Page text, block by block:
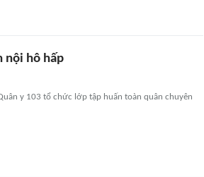
nội hô hấp
y 103 tổ chức lớp tập huấn toàn quân chuyên